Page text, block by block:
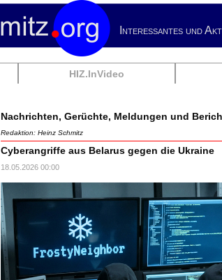
Interessantes und
HIZ.InVideo
Nachrichten, Gerüchte, Meldungen und
Redaktion: Heinz Schmitz
Cyberangriffe aus Belarus gegen die Ukraine
18.05.2026 00:00